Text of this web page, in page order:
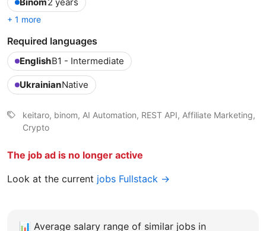
+ 1 more
Required languages
EnglishB1 - Intermediate
UkrainianNative
keitaro, binom, AI Automation, REST API, Affiliate Marketing,
Crypto
The job ad is no longer active
Look at the current jobs Fullstack →
📊 Average salary range of similar jobs in